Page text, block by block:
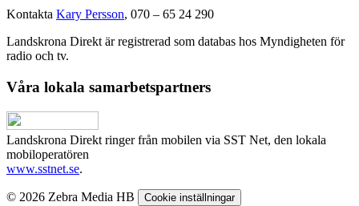
Kontakta Kary Persson, 070 – 65 24 290
Landskrona Direkt är registrerad som databas hos Myndigheten för
radio och tv.
Våra lokala samarbetspartners
Landskrona Direkt ringer från mobilen via SST Net, den lokala
mobiloperatören
www.sstnet.se.
© 2026 Zebra Media HB Cookie inställningar